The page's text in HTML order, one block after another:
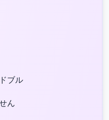
ブル
ん